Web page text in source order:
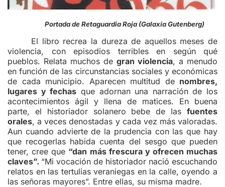
Portada de Retaguardia Roja (Galaxia Gutenberg)
El libro recrea la dureza de aquellos meses de
violencia, con episodios terribles en según qué
pueblos. Relata muchos de gran violencia, a menudo
en función de las circunstancias sociales y económicas
de cada municipio. Aparecen multitud de nombres,
lugares y fechas que adornan una narración de los
acontecimientos ágil y llena de matices. En buena
parte, el historiador solanero bebe de las fuentes
orales, a veces denostadas y cada vez más valoradas.
Aun cuando advierte de la prudencia con las que hay
que recogerlas habida cuenta del sesgo que pueden
tener, cree que “dan más frescura y ofrecen muchas
claves”. “Mi vocación de historiador nació escuchando
relatos en las tertulias veraniegas en la calle, oyendo a
las señoras mayores”. Entre ellas, su misma madre.